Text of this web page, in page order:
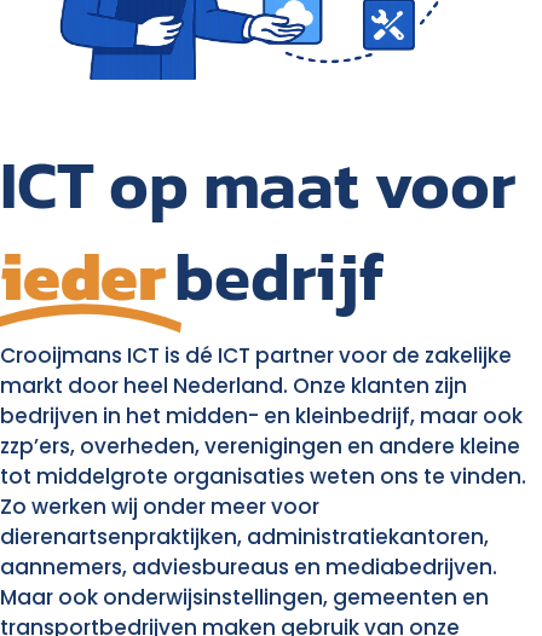
ICT op maat voor
iederbedrijf
Crooijmans ICT is dé ICT partner voor de zakelijke
markt door heel Nederland. Onze klanten zijn
bedrijven in het midden- en kleinbedrijf, maar ook
zzp’ers, overheden, verenigingen en andere kleine
tot middelgrote organisaties weten ons te vinden.
Zo werken wij onder meer voor
dierenartsenpraktijken, administratiekantoren,
aannemers, adviesbureaus en mediabedrijven.
Maar ook onderwijsinstellingen, gemeenten en
transportbedrijven maken gebruik van onze